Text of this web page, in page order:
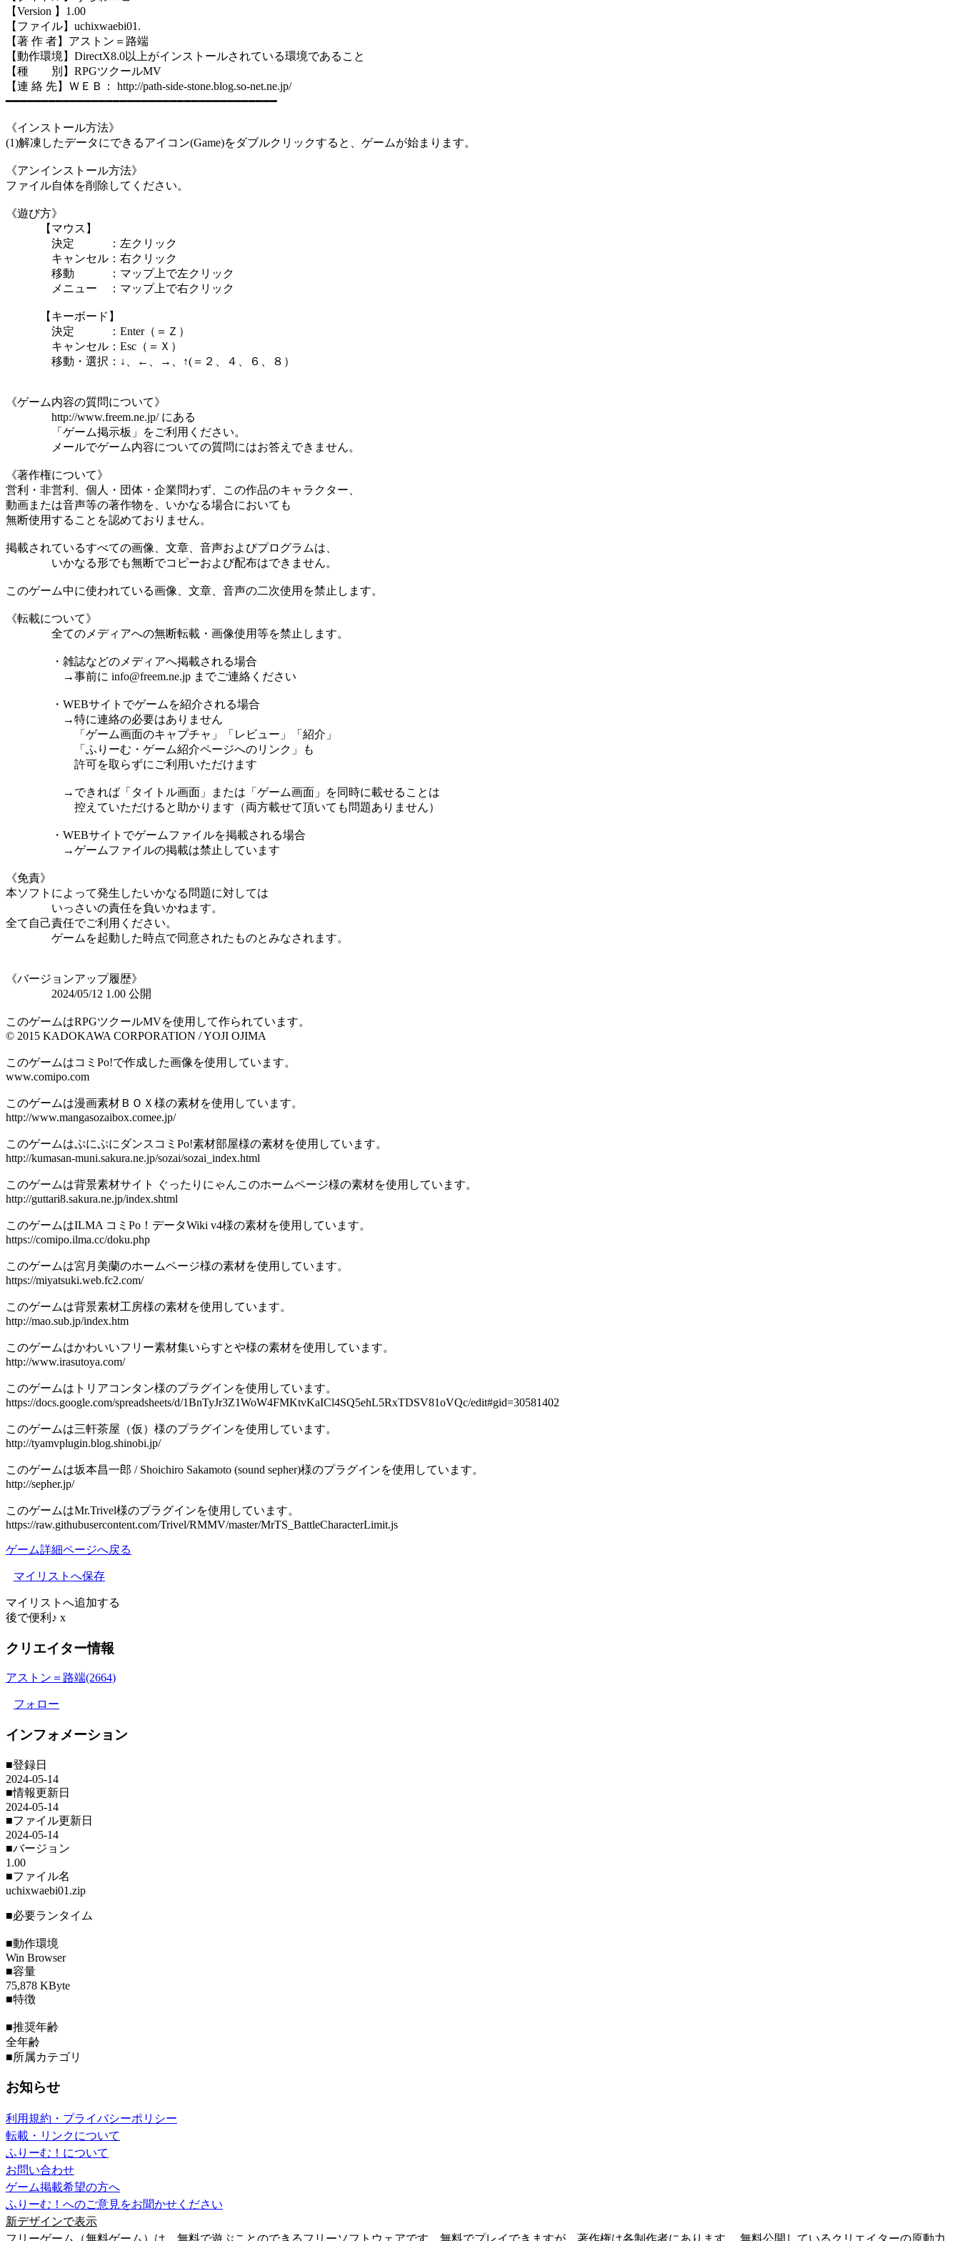
【Version 】1.00
【ファイル】uchixwaebi01.
【著 作 者】アストン＝路端
【動作環境】DirectX8.0以上がインストールされている環境であること
【種 別】RPGツクールMV
【連 絡 先】ＷＥＢ： http://path-side-stone.blog.so-net.ne.jp/
━━━━━━━━━━━━━━━━━━━━━━━━━━━━━━━━━━━━━━
《インストール方法》
(1)解凍したデータにできるアイコン(Game)をダブルクリックすると、ゲームが始まります。
《アンインストール方法》
ファイル自体を削除してください。
《遊び方》
【マウス】
決定 ：左クリック
キャンセル：右クリック
移動 ：マップ上で左クリック
メニュー ：マップ上で右クリック
【キーボード】
決定 ：Enter（＝Ｚ）
キャンセル：Esc（＝Ｘ）
移動・選択：↓、←、→、↑(＝２、４、６、８）
《ゲーム内容の質問について》
http://www.freem.ne.jp/ にある
「ゲーム掲示板」をご利用ください。
メールでゲーム内容についての質問にはお答えできません。
《著作権について》
営利・非営利、個人・団体・企業問わず、この作品のキャラクター、
動画または音声等の著作物を、いかなる場合においても
無断使用することを認めておりません。
掲載されているすべての画像、文章、音声およびプログラムは、
いかなる形でも無断でコピーおよび配布はできません。
このゲーム中に使われている画像、文章、音声の二次使用を禁止します。
《転載について》
全てのメディアへの無断転載・画像使用等を禁止します。
・雑誌などのメディアへ掲載される場合
→事前に info@freem.ne.jp までご連絡ください
・WEBサイトでゲームを紹介される場合
→特に連絡の必要はありません
「ゲーム画面のキャプチャ」「レビュー」「紹介」
「ふりーむ・ゲーム紹介ページへのリンク」も
許可を取らずにご利用いただけます
→できれば「タイトル画面」または「ゲーム画面」を同時に載せることは
控えていただけると助かります（両方載せて頂いても問題ありません）
・WEBサイトでゲームファイルを掲載される場合
→ゲームファイルの掲載は禁止しています
《免責》
本ソフトによって発生したいかなる問題に対しては
いっさいの責任を負いかねます。
全て自己責任でご利用ください。
ゲームを起動した時点で同意されたものとみなされます。
《バージョンアップ履歴》
2024/05/12 1.00 公開
このゲームはRPGツクールMVを使用して作られています。
© 2015 KADOKAWA CORPORATION / YOJI OJIMA
このゲームはコミPo!で作成した画像を使用しています。
www.comipo.com
このゲームは漫画素材ＢＯＸ様の素材を使用しています。
http://www.mangasozaibox.comee.jp/
このゲームはぷにぷにダンスコミPo!素材部屋様の素材を使用しています。
http://kumasan-muni.sakura.ne.jp/sozai/sozai_index.html
このゲームは背景素材サイト ぐったりにゃんこのホームページ様の素材を使用しています。
http://guttari8.sakura.ne.jp/index.shtml
このゲームはILMA コミPo！データWiki v4様の素材を使用しています。
https://comipo.ilma.cc/doku.php
このゲームは宮月美蘭のホームページ様の素材を使用しています。
https://miyatsuki.web.fc2.com/
このゲームは背景素材工房様の素材を使用しています。
http://mao.sub.jp/index.htm
このゲームはかわいいフリー素材集いらすとや様の素材を使用しています。
http://www.irasutoya.com/
このゲームはトリアコンタン様のプラグインを使用しています。
https://docs.google.com/spreadsheets/d/1BnTyJr3Z1WoW4FMKtvKaICl4SQ5ehL5RxTDSV81oVQc/edit#gid=30581402
このゲームは三軒茶屋（仮）様のプラグインを使用しています。
http://tyamvplugin.blog.shinobi.jp/
このゲームは坂本昌一郎 / Shoichiro Sakamoto (sound sepher)様のプラグインを使用しています。
http://sepher.jp/
このゲームはMr.Trivel様のプラグインを使用しています。
https://raw.githubusercontent.com/Trivel/RMMV/master/MrTS_BattleCharacterLimit.js
ゲーム詳細ページへ戻る
マイリストへ保存
マイリストへ追加する
後で便利♪ x
クリエイター情報
アストン＝路端(2664)
フォロー
インフォメーション
■登録日
2024-05-14
■情報更新日
2024-05-14
■ファイル更新日
2024-05-14
■バージョン
1.00
■ファイル名
uchixwaebi01.zip
■必要ランタイム
■動作環境
Win Browser
■容量
75,878 KByte
■特徴
■推奨年齢
全年齢
■所属カテゴリ
お知らせ
利用規約・プライバシーポリシー
転載・リンクについて
ふりーむ！について
お問い合わせ
ゲーム掲載希望の方へ
ふりーむ！へのご意見をお聞かせください
新デザインで表示